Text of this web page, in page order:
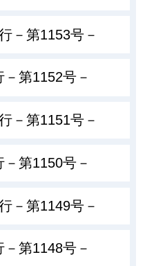
－第1153号－
第1152号－
－第1151号－
第1150号－
－第1149号－
第1148号－